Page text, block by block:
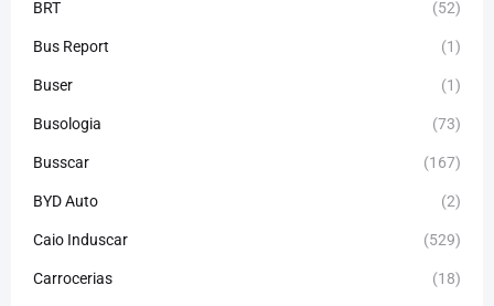
BRT (52)
Bus Report (1)
Buser (1)
Busologia (73)
Busscar (167)
BYD Auto (2)
Caio Induscar (529)
Carrocerias (18)